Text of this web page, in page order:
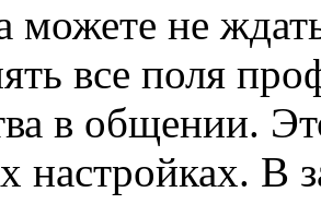
можете не
все поля
в общении.
настройках. В